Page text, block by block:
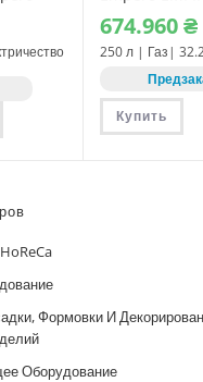
674.960₴
250 л | Газ|
Купить
Формовки И
Оборудование